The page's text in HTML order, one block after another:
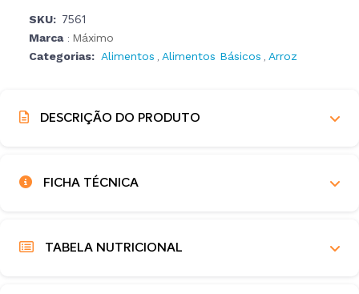
SKU: 7561
Marca : Máximo
Categorias: Alimentos , Alimentos Básicos , Arroz
DESCRIÇÃO DO PRODUTO
FICHA TÉCNICA
TABELA NUTRICIONAL